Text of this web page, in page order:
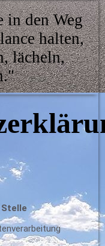
in den Weg
halten,
lächeln,